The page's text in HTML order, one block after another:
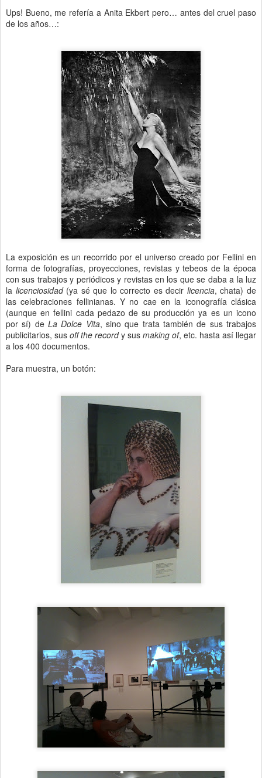
Ups! Bueno, me refería a Anita Ekbert pero… antes del cruel paso
de los años…:
La exposición es un recorrido por el universo creado por Fellini en
forma de fotografías, proyecciones, revistas y tebeos de la época
con sus trabajos y periódicos y revistas en los que se daba a la luz
la licenciosidad(ya sé que lo correcto es decir licencia, chata) de
las celebraciones fellinianas. Y no cae en la iconografía clásica
(aunque en fellini cada pedazo de su producción ya es un icono
por sí) de La Dolce Vita, sino que trata también de sus trabajos
publicitarios, sus off the recordy sus making of, etc. hasta así llegar
a los 400 documentos.
Para muestra, un botón: